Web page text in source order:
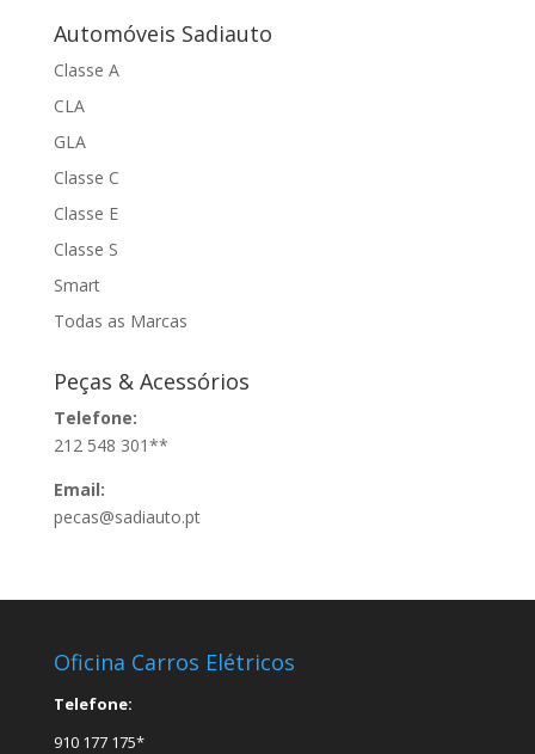
Automóveis Sadiauto
Classe A
CLA
GLA
Classe C
Classe E
Classe S
Smart
Todas as Marcas
Peças & Acessórios
Telefone:
212 548 301**
Email:
pecas@sadiauto.pt
Oficina Carros Elétricos
Telefone:
910 177 175*